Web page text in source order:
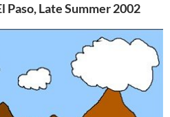
Paso, Late Summer 2002